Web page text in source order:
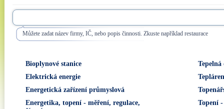
Můžete zadat název firmy, IČ, nebo popis činnosti. Zkuste například restaurace
Bioplynové stanice
Elektrická energie
Energetická zařízení průmyslová
Energetika, topení - měření, regulace,
Tepelná
Topení